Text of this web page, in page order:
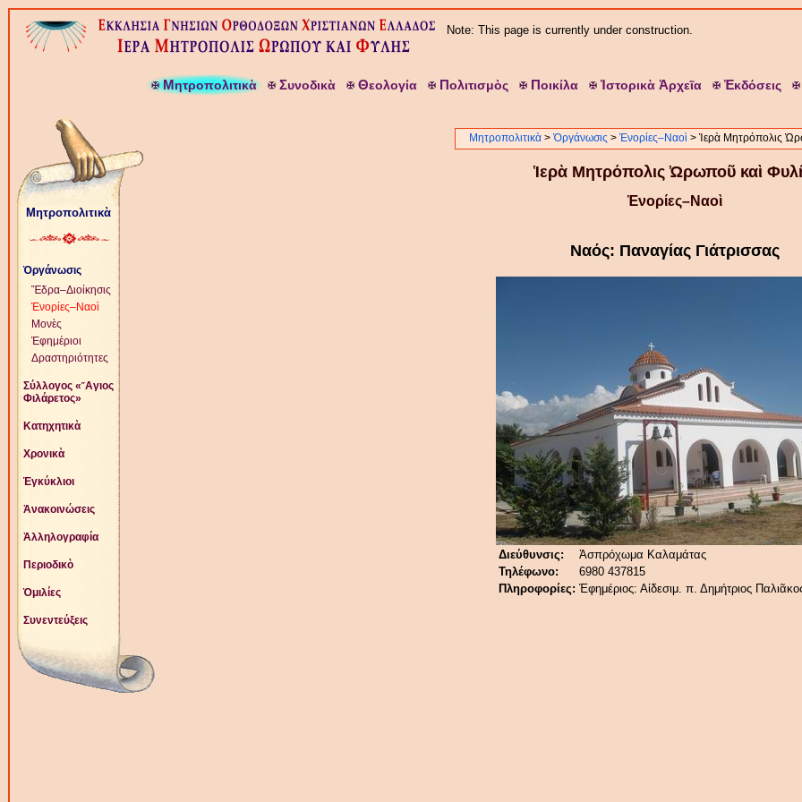
Note: This page is currently under construction.
Μητροπολιτικὰ Συνοδικὰ Θεολογία Πολιτισμὸς Ποικίλα Ἱστορικὰ Ἀρχεῖα Ἐκδόσεις
Μητροπολιτικὰ
Ὀργάνωσις
Ἕδρα–Διοίκησις
Ἐνορίες–Ναοὶ
Μονὲς
Ἐφημέριοι
Δραστηριότητες
Σύλλογος «῞Αγιος
Φιλάρετος»
Κατηχητικὰ
Χρονικὰ
Ἐγκύκλιοι
Ἀνακοινώσεις
Ἀλληλογραφία
Περιοδικὸ
Ὁμιλίες
Συνεντεύξεις
Μητροπολιτικὰ > Ὀργάνωσις > Ἐνορίες–Ναοὶ > Ἱερὰ Μητρόπολις
Ἱερὰ Μητρόπολις Ὠρωποῦ καὶ
Ἐνορίες–Ναοὶ
Ναός: Παναγίας Γιάτρισσας
Διεύθυνσις:
Ἀσπρόχωμα Καλαμάτας
Τηλέφωνο:
6980 437815
Πληροφορίες: Ἐφημέριος: Αἰδεσιμ. π. Δημήτριος